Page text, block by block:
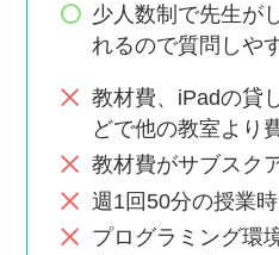
少人数制で先生が
れるので質問しや
教材費、iPadの貸
どで他の教室より
教材費がサブスク
週1回50分の授業
プログラミング環